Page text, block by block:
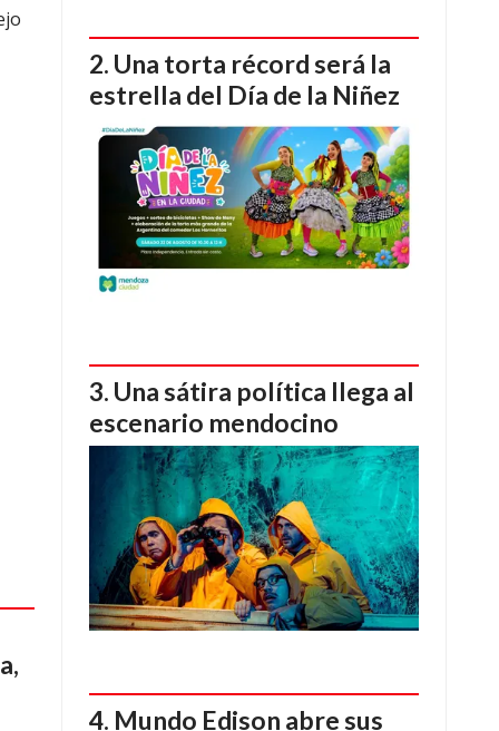
Una torta récord será la
estrella del Día de la Niñez
Una sátira política llega al
escenario mendocino
Mundo Edison abre sus